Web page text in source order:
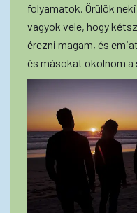
folyamatok. Örülök
vagyok vele, hogy
érezni magam, és
és másokat okolnom